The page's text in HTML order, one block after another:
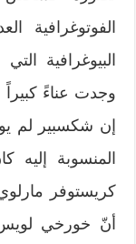
الفوتوغرافية
البيوغرافية
وجدت عناءً
إن شكسبير لم
المنسوبة
كريستوفر
أنّ خورخي